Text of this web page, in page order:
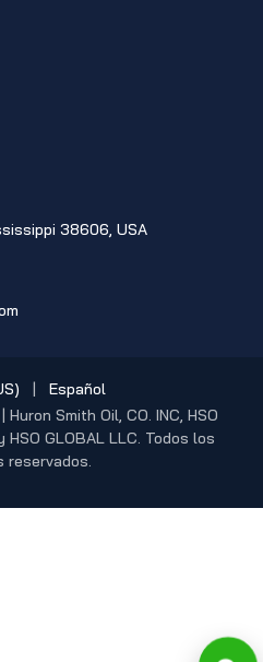
38606, USA
Smith Oil, CO. INC, HSO
GLOBAL LLC. Todos los
reservados.
| Español